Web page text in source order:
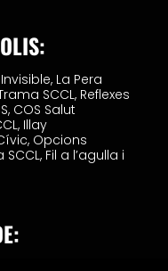
La Pera
SCCL, Reflexes
COS Salut
Illay
Opcions
SCCL, Fil a l’agulla i